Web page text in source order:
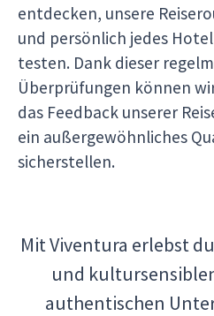
entdecken, unsere
und persönlich jedes
testen. Dank dieser
Überprüfungen können
das Feedback unserer
ein außergewöhnliches
sicherstellen.
Mit Viventura erlebst
und
authentischen